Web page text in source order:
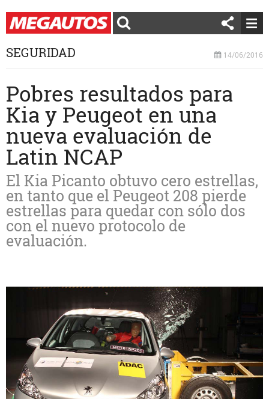
SEGURIDAD 14/06/2016
Pobres resultados para
Kia y Peugeot en una
nueva evaluación de
Latin NCAP
El Kia Picanto obtuvo cero estrellas,
en tanto que el Peugeot 208 pierde
estrellas para quedar con sólo dos
con el nuevo protocolo de
evaluación.